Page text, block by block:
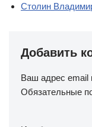
Столин
Добавить
Ваш адрес email
Обязательные